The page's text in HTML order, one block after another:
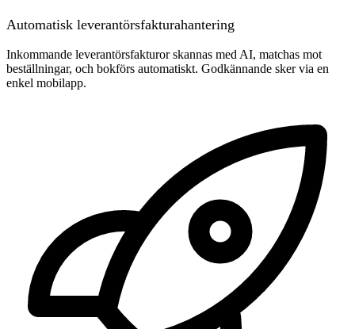
Automatisk leverantörsfakturahantering
Inkommande leverantörsfakturor skannas med AI, matchas mot
beställningar, och bokförs automatiskt. Godkännande sker via en
enkel mobilapp.